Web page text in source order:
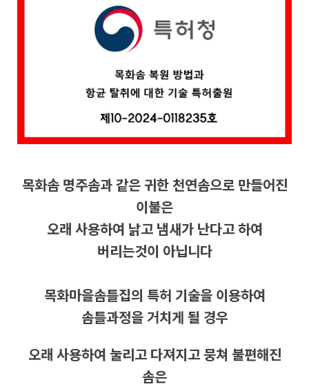
목화솜 명주솜과 같은 귀한 천연솜으로 만들어진
이불은
오래 사용하여 낡고 냄새가 난다고 하여
버리는것이 아닙니다
목화마을솜틀집의 특허 기술을 이용하여
솜틀과정을 거치게 될 경우
오래 사용하여 눌리고 다져지고 뭉쳐 불편해진
솜은